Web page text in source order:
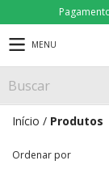
MENU
Início / Produtos
Ordenar por